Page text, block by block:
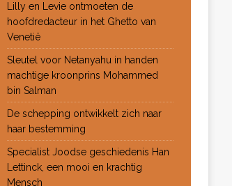
Lilly en Levie ontmoeten de
hoofdredacteur in het Ghetto van
Venetië
Sleutel voor Netanyahu in handen
machtige kroonprins Mohammed
bin Salman
De schepping ontwikkelt zich naar
haar bestemming
Specialist Joodse geschiedenis Han
Lettinck, een mooi en krachtig
Mensch